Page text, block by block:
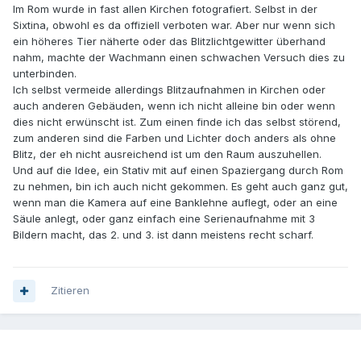
Im Rom wurde in fast allen Kirchen fotografiert. Selbst in der
Sixtina, obwohl es da offiziell verboten war. Aber nur wenn sich
ein höheres Tier näherte oder das Blitzlichtgewitter überhand
nahm, machte der Wachmann einen schwachen Versuch dies zu
unterbinden.
Ich selbst vermeide allerdings Blitzaufnahmen in Kirchen oder
auch anderen Gebäuden, wenn ich nicht alleine bin oder wenn
dies nicht erwünscht ist. Zum einen finde ich das selbst störend,
zum anderen sind die Farben und Lichter doch anders als ohne
Blitz, der eh nicht ausreichend ist um den Raum auszuhellen.
Und auf die Idee, ein Stativ mit auf einen Spaziergang durch Rom
zu nehmen, bin ich auch nicht gekommen. Es geht auch ganz gut,
wenn man die Kamera auf eine Banklehne auflegt, oder an eine
Säule anlegt, oder ganz einfach eine Serienaufnahme mit 3
Bildern macht, das 2. und 3. ist dann meistens recht scharf.
Zitieren